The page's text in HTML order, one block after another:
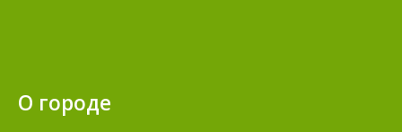
О городе